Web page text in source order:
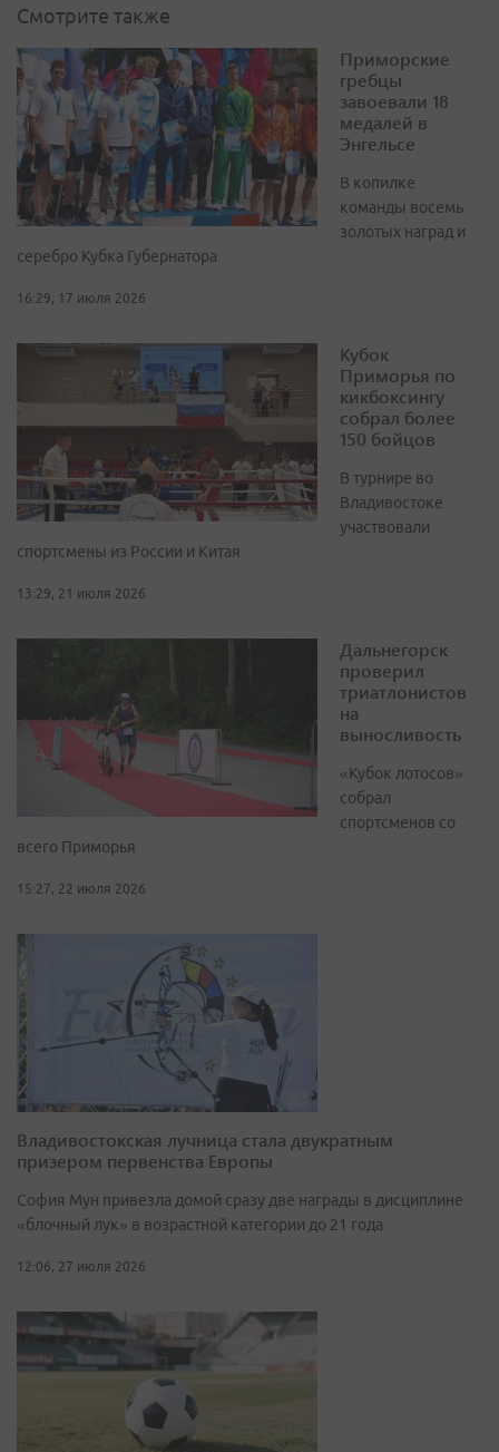
Смотрите также
Приморские
гребцы
завоевали 18
медалей в
Энгельсе
В копилке
команды восемь
золотых наград и
серебро Кубка Губернатора
16:29, 17 июля 2026
Кубок
Приморья по
кикбоксингу
собрал более
150 бойцов
В турнире во
Владивостоке
участвовали
спортсмены из России и Китая
13:29, 21 июля 2026
Дальнегорск
проверил
триатлонистов
на
выносливость
«Кубок лотосов»
собрал
спортсменов со
всего Приморья
15:27, 22 июля 2026
Владивостокская лучница стала двукратным
призером первенства Европы
София Мун привезла домой сразу две награды в дисциплине
«блочный лук» в возрастной категории до 21 года
12:06, 27 июля 2026